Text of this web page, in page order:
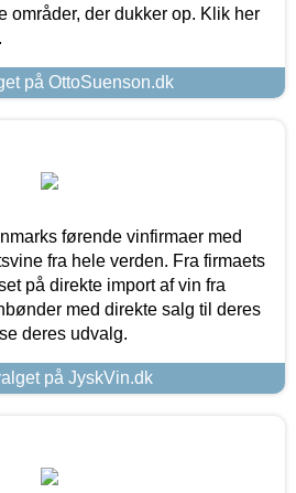
områder, der dukker op. Klik her
på OttoSuenson.dk
førende vinfirmaer med
fra hele verden. Fra firmaets
på direkte import af vin fra
med direkte salg til deres
deres udvalg.
på JyskVin.dk